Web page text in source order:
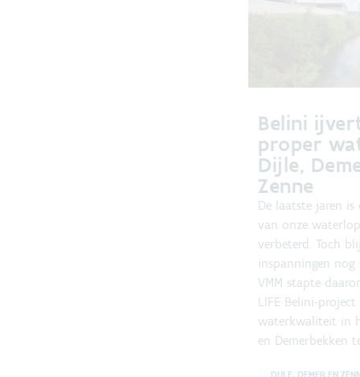
Belini
proper
Dijle,
Zenne
De laatste jaren
van onze
verbeterd. Toch
inspanningen nog
VMM stapte
LIFE Belini-
waterkwaliteit in
en Demerbekken
DIJLE, DEMER EN